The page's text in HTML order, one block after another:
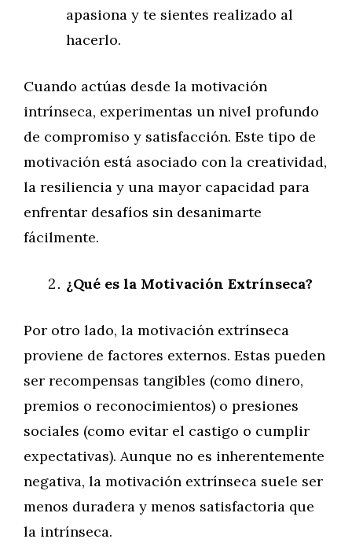
apasiona y te sientes realizado al
hacerlo.
Cuando actúas desde la motivación
intrínseca, experimentas un nivel profundo
de compromiso y satisfacción. Este tipo de
motivación está asociado con la creatividad,
la resiliencia y una mayor capacidad para
enfrentar desafíos sin desanimarte
fácilmente.
¿Qué es la Motivación Extrínseca?
Por otro lado, la motivación extrínseca
proviene de factores externos. Estas pueden
ser recompensas tangibles (como dinero,
premios o reconocimientos) o presiones
sociales (como evitar el castigo o cumplir
expectativas). Aunque no es inherentemente
negativa, la motivación extrínseca suele ser
menos duradera y menos satisfactoria que
la intrínseca.